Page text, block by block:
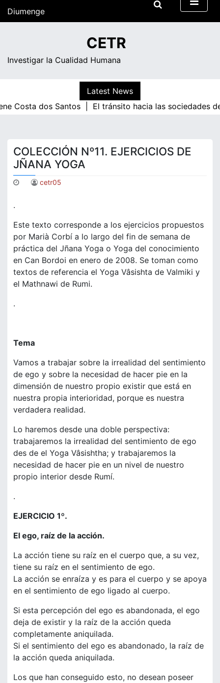
Diumenge
CETR
Investigar la Cualidad Humana
Latest News
dos Santos |El tránsito hacia las sociedades de
COLECCIÓN Nº11. EJERCICIOS DE
JÑANA YOGA
cetr05
.
Este texto corresponde a los ejercicios propuestos
por Marià Corbí a lo largo del fin de semana de
práctica del Jñana Yoga o Yoga del conocimiento
en Can Bordoi en enero de 2008. Se toman como
textos de referencia el Yoga Vâsishta de Valmiki y
el Mathnawi de Rumi.
.
Tema
Vamos a trabajar sobre la irrealidad del sentimiento
de ego y sobre la necesidad de hacer pie en la
dimensión de nuestro propio existir que está en
nuestra propia interioridad, porque es nuestra
verdadera realidad.
Lo haremos desde una doble perspectiva:
trabajaremos la irrealidad del sentimiento de ego
des de el Yoga Vâsishtha; y trabajaremos la
necesidad de hacer pie en un nivel de nuestro
propio interior desde Rumí.
.
EJERCICIO 1º.
El ego, raíz de la acción.
La acción tiene su raíz en el cuerpo que, a su vez,
tiene su raíz en el sentimiento de ego.
La acción se enraíza y es para el cuerpo y se apoya
en el sentimiento de ego ligado al cuerpo.
Si esta percepción del ego es abandonada, el ego
deja de existir y la raíz de la acción queda
completamente aniquilada.
Si el sentimiento del ego es abandonado, la raíz de
la acción queda aniquilada.
Los que han conseguido esto, no desean poseer